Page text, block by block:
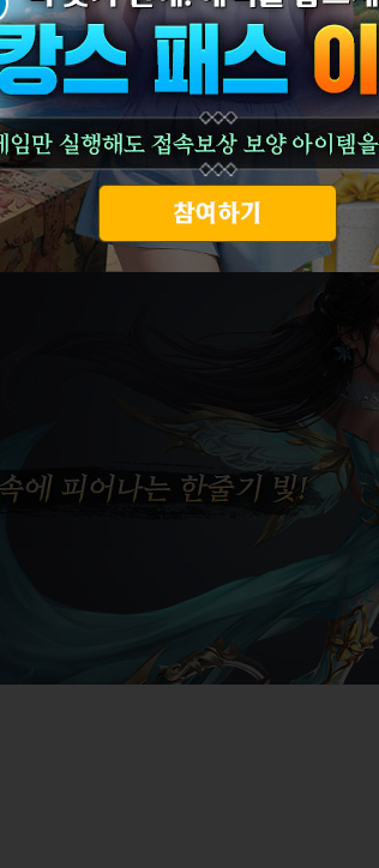
버] 대군주전 01월 23일 강제 서버 오픈 안내
버] 대군주전 01월 09일 웅주 서버 오픈 안내